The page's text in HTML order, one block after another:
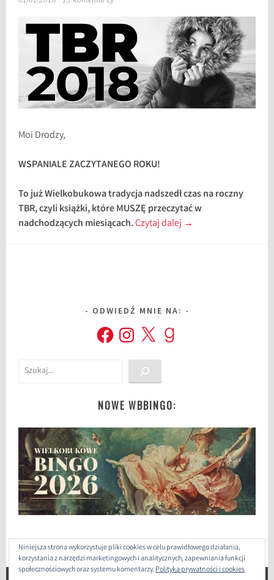
Moi Drodzy,
WSPANIALE ZACZYTANEGO ROKU!
To już Wielkobukowa tradycja nadszedł czas na roczny
TBR, czyli książki, które MUSZĘ przeczytać w
nadchodzących miesiącach.Czytaj dalej →
ODWIEDŹ MNIE NA:
FacebookInstagram
X Goodreads
Szukaj
NOWE WBBINGO:
Niniejsza strona wykorzystuje pliki cookies w celu prawidłowego działania,
korzystania z narzędzi marketingowych i analitycznych, zapewniania funkcji
społecznościowych oraz systemu komentarzy.Polityka prywatności i cookies